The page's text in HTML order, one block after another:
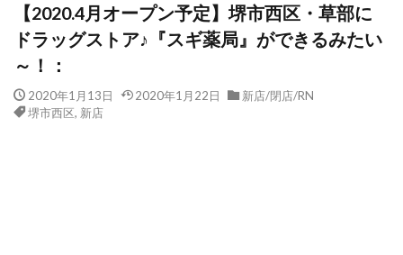
【2020.4月オープン予定】堺市西区・草部に
ドラッグストア♪『スギ薬局』ができるみたい
～！：
2020年1月13日 2020年1月22日
新店/閉店/RN
堺市西区, 新店